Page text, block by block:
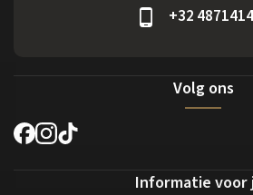
+32
Volg ons
Informatie voor